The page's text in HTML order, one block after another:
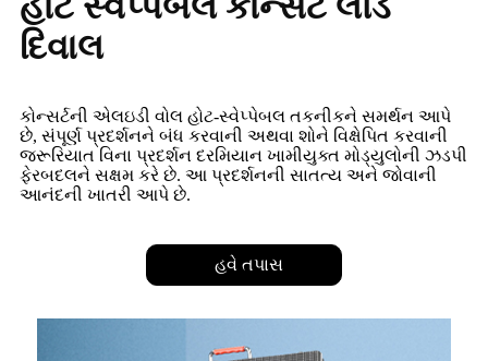
દિવાલ
કોન્સર્ટની એલઇડી વોલ હોટ-સ્વેપ્પેબલ તકનીકને સમર્થન આપે
છે, સંપૂર્ણ પ્રદર્શનને બંધ કરવાની અથવા શોને વિક્ષેપિત કરવાની
જરૂરિયાત વિના પ્રદર્શન દરમિયાન ખામીયુક્ત મોડ્યુલોની ઝડપી
ફેરબદલને સક્ષમ કરે છે. આ પ્રદર્શનની સાતત્ય અને જોવાની
આનંદની ખાતરી આપે છે.
હવે તપાસ